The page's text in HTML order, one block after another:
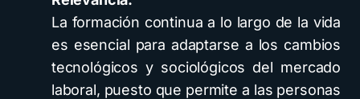
La formación continua a lo largo de la vida
es esencial para adaptarse a los cambios
tecnológicos y sociológicos del mercado
laboral, puesto que permite a las personas